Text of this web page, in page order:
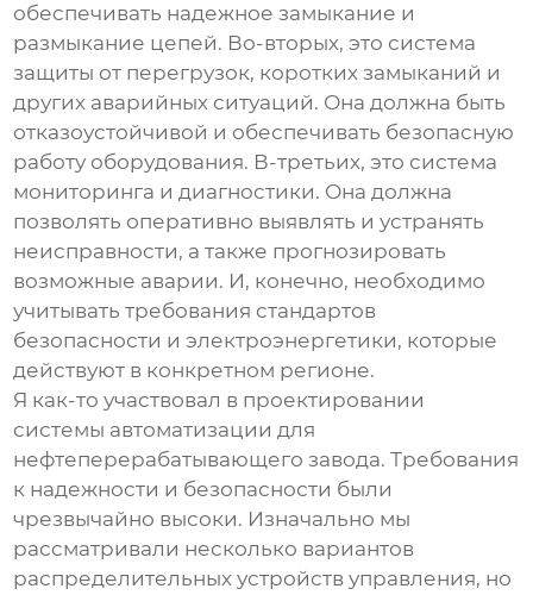
обеспечивать надежное замыкание и
размыкание цепей. Во-вторых, это система
защиты от перегрузок, коротких замыканий и
других аварийных ситуаций. Она должна быть
отказоустойчивой и обеспечивать безопасную
работу оборудования. В-третьих, это система
мониторинга и диагностики. Она должна
позволять оперативно выявлять и устранять
неисправности, а также прогнозировать
возможные аварии. И, конечно, необходимо
учитывать требования стандартов
безопасности и электроэнергетики, которые
действуют в конкретном регионе.
Я как-то участвовал в проектировании
системы автоматизации для
нефтеперерабатывающего завода. Требования
к надежности и безопасности были
чрезвычайно высоки. Изначально мы
рассматривали несколько вариантов
распределительных устройств управления, но